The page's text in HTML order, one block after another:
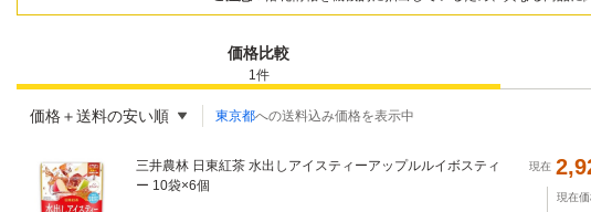
価格比較
1 件
価格＋送料の安い順 東京都への送料込み価格を表示中
三井農林 日東紅茶 水出しアイスティーアップルルイボスティ
ー 10袋×6個
現在
現在